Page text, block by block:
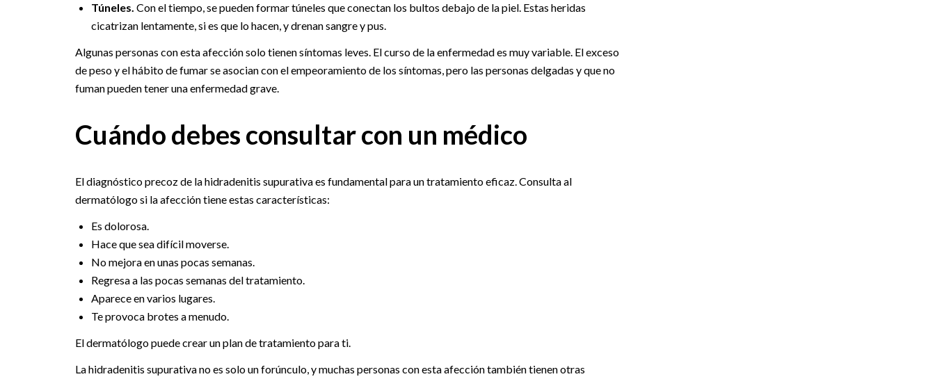
Túneles. Con el tiempo, se pueden formar túneles que conectan los bultos debajo de la piel. Estas heridas
cicatrizan lentamente, si es que lo hacen, y drenan sangre y pus.
Algunas personas con esta afección solo tienen síntomas leves. El curso de la enfermedad es muy variable. El exceso
de peso y el hábito de fumar se asocian con el empeoramiento de los síntomas, pero las personas delgadas y que no
fuman pueden tener una enfermedad grave.
Cuándo debes consultar con un médico
El diagnóstico precoz de la hidradenitis supurativa es fundamental para un tratamiento eficaz. Consulta al
dermatólogo si la afección tiene estas características:
Es dolorosa.
Hace que sea difícil moverse.
No mejora en unas pocas semanas.
Regresa a las pocas semanas del tratamiento.
Aparece en varios lugares.
Te provoca brotes a menudo.
El dermatólogo puede crear un plan de tratamiento para ti.
La hidradenitis supurativa no es solo un forúnculo, y muchas personas con esta afección también tienen otras